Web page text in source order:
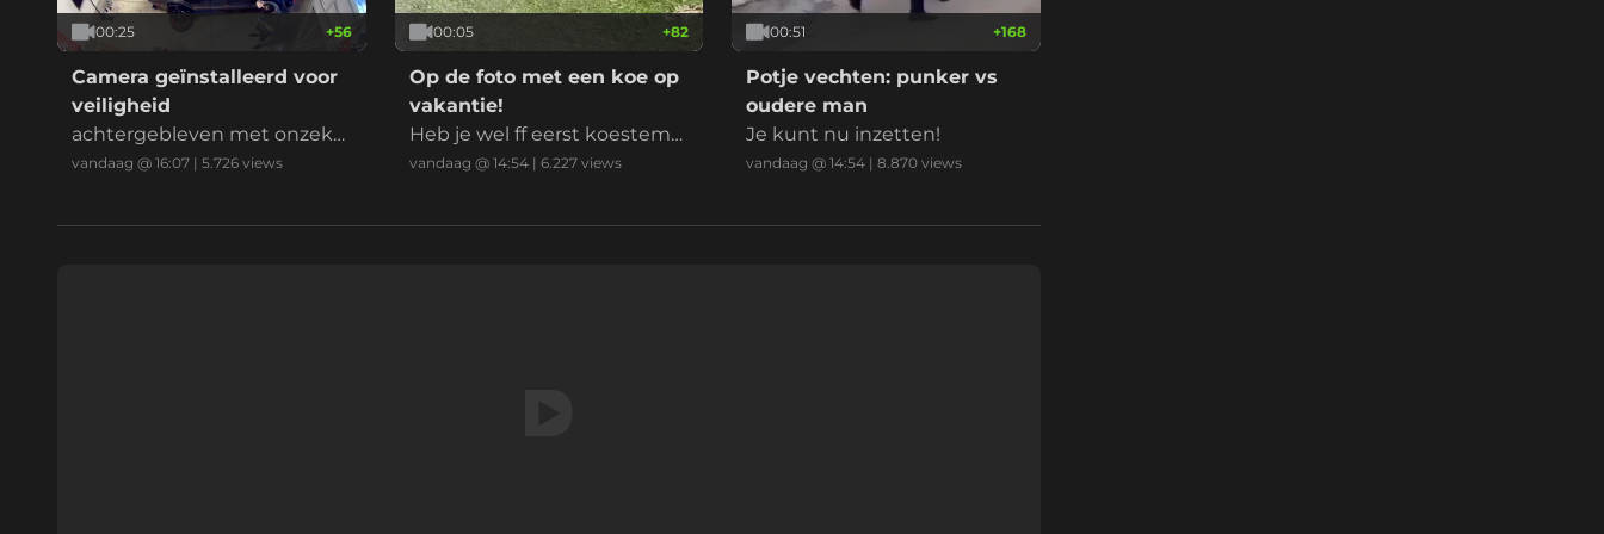
00:25 +56
Camera geïnstalleerd voor
veiligheid
achtergebleven met onzeke
rheid
vandaag @ 16:07 | 5.726 views
00:05 +82
Op de foto met een koe op
vakantie!
Heb je wel ff eerst koestem
ming gevraagd?
vandaag @ 14:54| 6.227views
00:51 +168
Potje vechten: punker vs
oudere man
Je kunt nu inzetten!
vandaag @ 14:54 |8.870 views